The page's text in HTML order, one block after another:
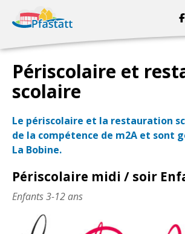
Périscolaire et
scolaire
Le périscolaire et la restauration
de la compétence de m2A et sont
La Bobine.
Périscolaire midi / soir
Enfants 3-12 ans